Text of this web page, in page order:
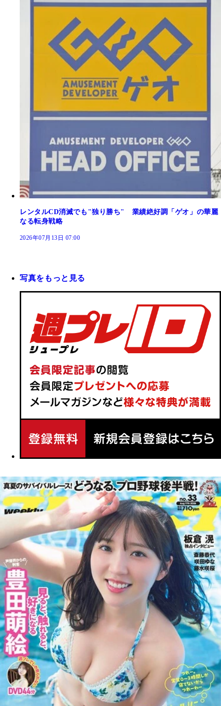
レンタルCD消滅でも"独り勝ち" 業績絶好調「ゲオ」の華麗
なる転身戦略
2026年07月13日 07:00
写真をもっと見る